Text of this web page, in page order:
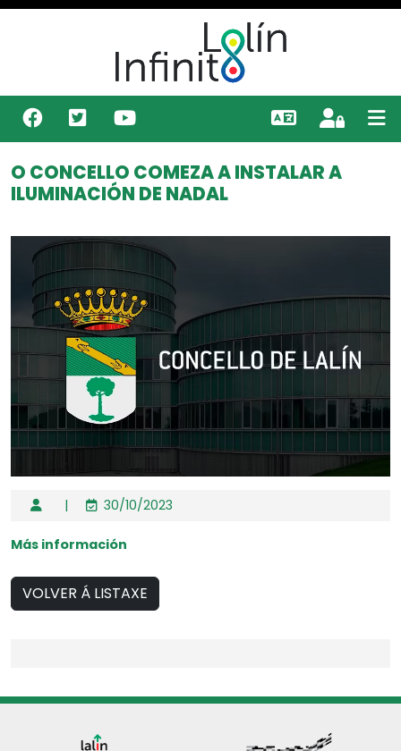
O CONCELLO COMEZA A INSTALAR A
ILUMINACIÓN DE NADAL
| 30/10/2023
Más información
VOLVER Á LISTAXE